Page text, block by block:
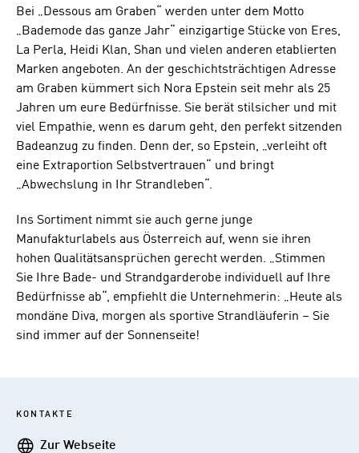
Bei „Dessous am Graben“ werden unter dem Motto
„Bademode das ganze Jahr“ einzigartige Stücke von Eres,
La Perla, Heidi Klan, Shan und vielen anderen etablierten
Marken angeboten. An der geschichtsträchtigen Adresse
am Graben kümmert sich Nora Epstein seit mehr als 25
Jahren um eure Bedürfnisse. Sie berät stilsicher und mit
viel Empathie, wenn es darum geht, den perfekt sitzenden
Badeanzug zu finden. Denn der, so Epstein, „verleiht oft
eine Extraportion Selbstvertrauen“ und bringt
„Abwechslung in Ihr Strandleben“.
Ins Sortiment nimmt sie auch gerne junge
Manufakturlabels aus Österreich auf, wenn sie ihren
hohen Qualitätsansprüchen gerecht werden. „Stimmen
Sie Ihre Bade- und Strandgarderobe individuell auf Ihre
Bedürfnisse ab“, empfiehlt die Unternehmerin: „Heute als
mondäne Diva, morgen als sportive Strandläuferin – Sie
sind immer auf der Sonnenseite!
KONTAKTE
WebseiteZur Webseite